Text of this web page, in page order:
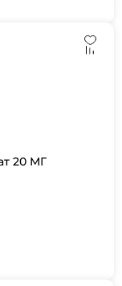
20 МГ